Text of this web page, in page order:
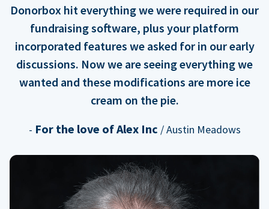
Donorbox hit everything we were required in our
fundraising software, plus your platform
incorporated features we asked for in our early
discussions. Now we are seeing everything we
wanted and these modifications are more ice
cream on the pie.
- For the love of Alex Inc / Austin Meadows